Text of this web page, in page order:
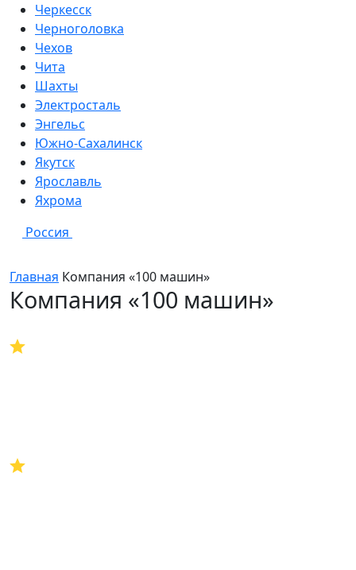
Черкесск
Черноголовка
Чехов
Чита
Шахты
Электросталь
Энгельс
Южно-Сахалинск
Якутск
Ярославль
Яхрома
Россия
Главная Компания «100 машин»
Компания «100 машин»